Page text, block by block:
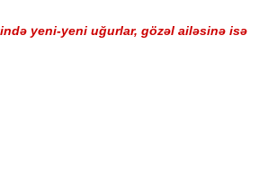
yeni-yeni uğurlar, gözəl ailəsinə isə